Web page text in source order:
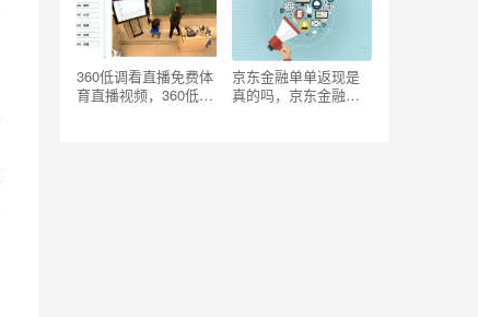
360低调看直播免费体
育直播视频，360低调
京东金融单单返现是
真的吗，京东金融单